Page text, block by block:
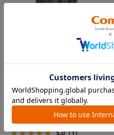
フィカゴー アジャイル 2
『FikaGO（フィカゴー）』か
ら待望の中型犬向け『アジャ
イル２』 登場！耐荷重30kg
で、しかも1秒・自動収納機能
搭載！！
￥69,300
5.0（1）